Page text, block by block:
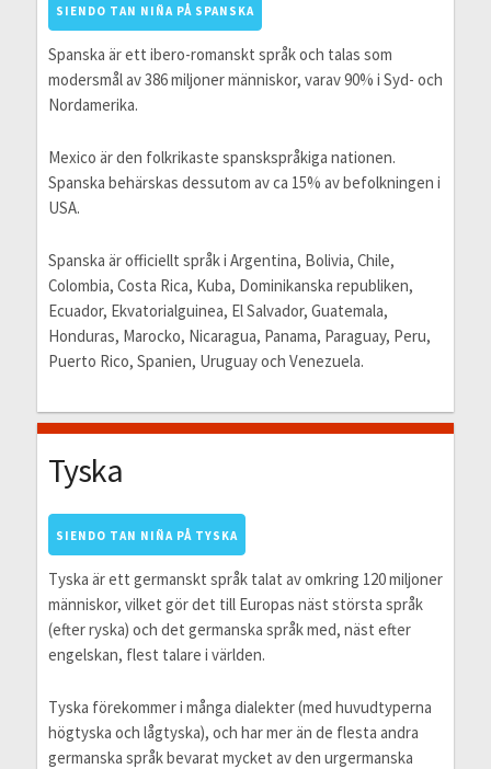
SIENDO TAN NIÑA PÅ SPANSKA
Spanska är ett ibero-romanskt språk och talas som
modersmål av 386 miljoner människor, varav 90% i Syd- och
Nordamerika.
Mexico är den folkrikaste spanskspråkiga nationen.
Spanska behärskas dessutom av ca 15% av befolkningen i
USA.
Spanska är officiellt språk i Argentina, Bolivia, Chile,
Colombia, Costa Rica, Kuba, Dominikanska republiken,
Ecuador, Ekvatorialguinea, El Salvador, Guatemala,
Honduras, Marocko, Nicaragua, Panama, Paraguay, Peru,
Puerto Rico, Spanien, Uruguay och Venezuela.
Tyska
SIENDO TAN NIÑA PÅ TYSKA
Tyska är ett germanskt språk talat av omkring 120 miljoner
människor, vilket gör det till Europas näst största språk
(efter ryska) och det germanska språk med, näst efter
engelskan, flest talare i världen.
Tyska förekommer i många dialekter (med huvudtyperna
högtyska och lågtyska), och har mer än de flesta andra
germanska språk bevarat mycket av den urgermanska